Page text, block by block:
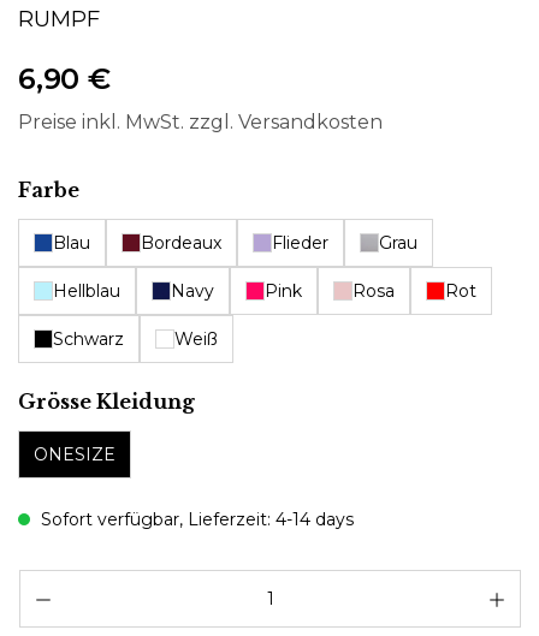
RUMPF
6,90 €
Preise inkl. MwSt. zzgl. Versandkosten
Farbeauswählen
Blau Bordeaux Flieder Grau
Hellblau Navy Pink Rosa Rot
Schwarz Weiß
Grösse Kleidungauswählen
ONESIZE
Sofort verfügbar, Lieferzeit: 4-14 days